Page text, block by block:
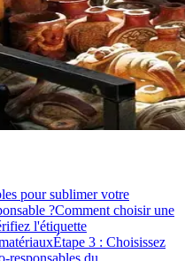
pour sublimer votre
?Comment choisir une
l'étiquette
Étape 3 : Choisissez